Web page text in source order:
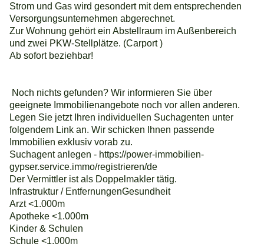
Strom und Gas wird gesondert mit dem entsprechenden
Versorgungsunternehmen abgerechnet.
Zur Wohnung gehört ein Abstellraum im Außenbereich
und zwei PKW-Stellplätze. (Carport )
Ab sofort beziehbar!
Noch nichts gefunden? Wir informieren Sie über
geeignete Immobilienangebote noch vor allen anderen.
Legen Sie jetzt Ihren individuellen Suchagenten unter
folgendem Link an. Wir schicken Ihnen passende
Immobilien exklusiv vorab zu.
Suchagent anlegen - https://power-immobilien-
gypser.service.immo/registrieren/de
Der Vermittler ist als Doppelmakler tätig.
Infrastruktur / EntfernungenGesundheit
Arzt <1.000m
Apotheke <1.000m
Kinder & Schulen
Schule <1.000m